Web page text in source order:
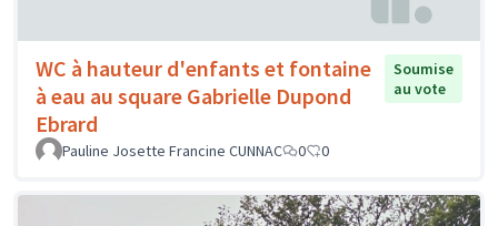
WC à hauteur d'enfants et fontaine
à eau au square Gabrielle Dupond
Ebrard
Soumise
au vote
Pauline Josette Francine CUNNAC 0 0